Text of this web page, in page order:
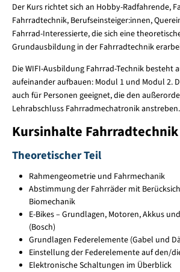
Der Kurs richtet sich an Hobby-Radfahrende,
Fahrradtechnik, Berufseinsteiger:innen,
Fahrrad-Interessierte, die sich eine
Grundausbildung in der Fahrradtechnik
Die WIFI-Ausbildung Fahrrad-Technik besteht
aufeinander aufbauen: Modul 1 und Modul 2.
auch für Personen geeignet, die den
Lehrabschluss Fahrradmechatronik anstreben.
Kursinhalte
Theoretischer Teil
Rahmengeometrie und Fahrmechanik
Abstimmung der Fahrräder mit
Biomechanik
E-Bikes – Grundlagen, Motoren, Akkus
(Bosch)
Grundlagen Federelemente (Gabel und
Einstellung der Federelemente auf den/
Elektronische Schaltungen im Überblick